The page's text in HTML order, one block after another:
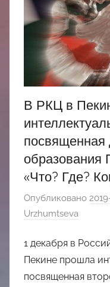
中
В РКЦ в
посвященная
образования
«Что? Где?
Опубликовано
Urzhumtseva
1 декабря в
Пекине прошла
посвященная